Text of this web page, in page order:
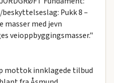
Pukk 8 –
masser med jevn
veioppbyggingsmasser."
mottok innklagede tilbud